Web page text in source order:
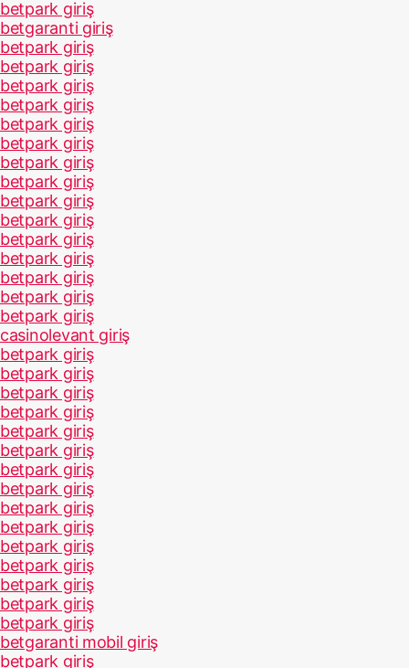
betpark giriş
betgaranti giriş
betpark giriş
betpark giriş
betpark giriş
betpark giriş
betpark giriş
betpark giriş
betpark giriş
betpark giriş
betpark giriş
betpark giriş
betpark giriş
betpark giriş
betpark giriş
betpark giriş
betpark giriş
casinolevant giriş
betpark giriş
betpark giriş
betpark giriş
betpark giriş
betpark giriş
betpark giriş
betpark giriş
betpark giriş
betpark giriş
betpark giriş
betpark giriş
betpark giriş
betpark giriş
betpark giriş
betpark giriş
betgaranti mobil giriş
betpark giriş